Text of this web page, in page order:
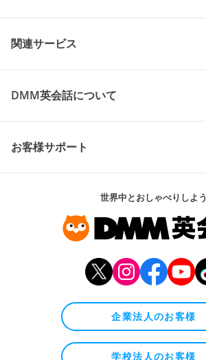
関連サービス
DMM英会話について
お客様サポート
世界中とおしゃべりしよう
企業法人のお客様
学校法人のお客様